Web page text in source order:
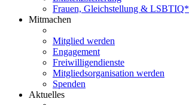
Frauen, Gleichstellung & LSBTIQ*
Mitmachen
Mitglied werden
Engagement
Freiwilligendienste
Mitgliedsorganisation werden
Spenden
Aktuelles